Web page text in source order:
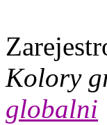
Kolory
globalni